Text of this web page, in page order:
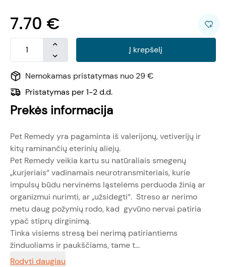
7.70 €
Į krepšelį
Nemokamas pristatymas nuo 29 €
Pristatymas per 1-2 d.d.
Prekės informacija
Pet Remedy yra pagaminta iš valerijonų, vetiverijų ir
kitų raminančių eterinių aliejų.
Pet Remedy veikia kartu su natūraliais smegenų
„kurjeriais“ vadinamais neurotransmiteriais, kurie
impulsų būdu nervinėms ląstelėms perduoda žinią ar
organizmui nurimti, ar „užsidegti“. Streso ar nerimo
metu daug požymių rodo, kad gyvūno nervai patiria
ypač stiprų dirginimą.
Tinka visiems stresą bei nerimą patiriantiems
žinduoliams ir paukščiams, tame t...
Rodyti daugiau